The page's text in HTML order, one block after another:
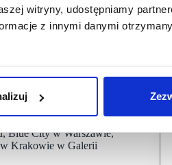
witryny, udostępniamy
z innymi danymi
pokazania swojego
iPhone, Samsung,
współpracę
sklepy mieszczą się
Tarasach
Blue City w Warszawie,
Krakowie w Galerii